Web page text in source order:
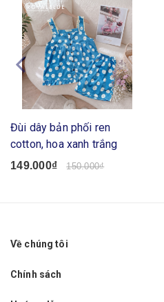
Đùi dây bản phối ren
cotton, hoa xanh trắng
149.000₫ 150.000₫
Về chúng tôi
Chính sách